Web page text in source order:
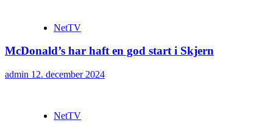
NetTV
McDonald’s har haft en god start i Skjern
admin 12. december 2024
NetTV